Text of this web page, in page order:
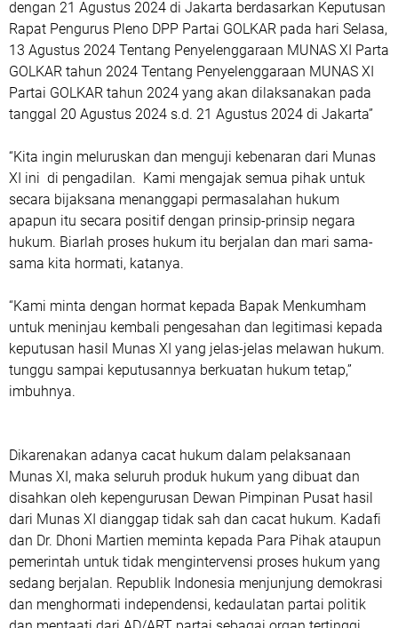
dengan 21 Agustus 2024 di Jakarta berdasarkan Keputusan
Rapat Pengurus Pleno DPP Partai GOLKAR pada hari Selasa,
13 Agustus 2024 Tentang Penyelenggaraan MUNAS XI Parta
GOLKAR tahun 2024 Tentang Penyelenggaraan MUNAS XI
Partai GOLKAR tahun 2024 yang akan dilaksanakan pada
tanggal 20 Agustus 2024 s.d. 21 Agustus 2024 di Jakarta”
“Kita ingin meluruskan dan menguji kebenaran dari Munas
XI ini di pengadilan. Kami mengajak semua pihak untuk
secara bijaksana menanggapi permasalahan hukum
apapun itu secara positif dengan prinsip-prinsip negara
hukum. Biarlah proses hukum itu berjalan dan mari sama-
sama kita hormati, katanya.
“Kami minta dengan hormat kepada Bapak Menkumham
untuk meninjau kembali pengesahan dan legitimasi kepada
keputusan hasil Munas XI yang jelas-jelas melawan hukum.
tunggu sampai keputusannya berkuatan hukum tetap,”
imbuhnya.
Dikarenakan adanya cacat hukum dalam pelaksanaan
Munas XI, maka seluruh produk hukum yang dibuat dan
disahkan oleh kepengurusan Dewan Pimpinan Pusat hasil
dari Munas XI dianggap tidak sah dan cacat hukum. Kadafi
dan Dr. Dhoni Martien meminta kepada Para Pihak ataupun
pemerintah untuk tidak mengintervensi proses hukum yang
sedang berjalan. Republik Indonesia menjunjung demokrasi
dan menghormati independensi, kedaulatan partai politik